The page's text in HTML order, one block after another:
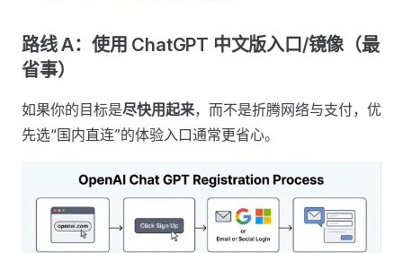
路线 A：使用 ChatGPT 中文版入口/镜像（最
省事）
如果你的目标是尽快用起来，而不是折腾网络与支付，优
先选“国内直连”的体验入口通常更省心。